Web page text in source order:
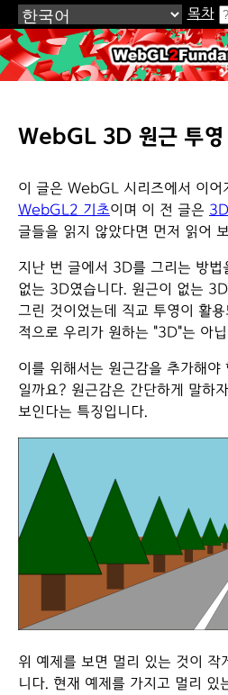
목차
WebGL 3D 원근 투영
이 글은 WebGL 시리즈에서 이어
WebGL2 기초이며 이 전 글은
글들을 읽지 않았다면 먼저 읽어
지난 번 글에서 3D를 그리는 방법
없는 3D였습니다. 원근이 없는
그린 것이었는데 직교 투영이 활
적으로 우리가 원하는 "3D"는 아
이를 위해서는 원근감을 추가해야
일까요? 원근감은 간단하게 말하
보인다는 특징입니다.
위 예제를 보면 멀리 있는 것이 작
니다. 현재 예제를 가지고 멀리 있